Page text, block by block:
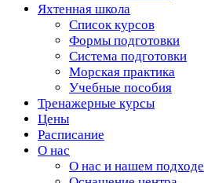
Яхтенная школа
Список курсов
Формы подготовки
Cистема подготовки
Морская практика
Учебные пособия
Тренажерные курсы
Цены
Расписание
О нас
О нас и нашем подходе